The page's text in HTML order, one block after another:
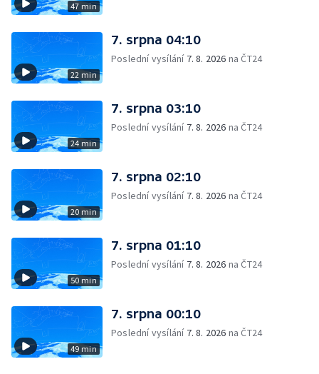
47 min
22 min
7. srpna 04:10
Poslední vysílání 7. 8. 2026 na ČT24
24 min
7. srpna 03:10
Poslední vysílání 7. 8. 2026 na ČT24
20 min
7. srpna 02:10
Poslední vysílání 7. 8. 2026 na ČT24
50 min
7. srpna 01:10
Poslední vysílání 7. 8. 2026 na ČT24
49 min
7. srpna 00:10
Poslední vysílání 7. 8. 2026 na ČT24